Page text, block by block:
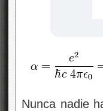
Nunca nadie